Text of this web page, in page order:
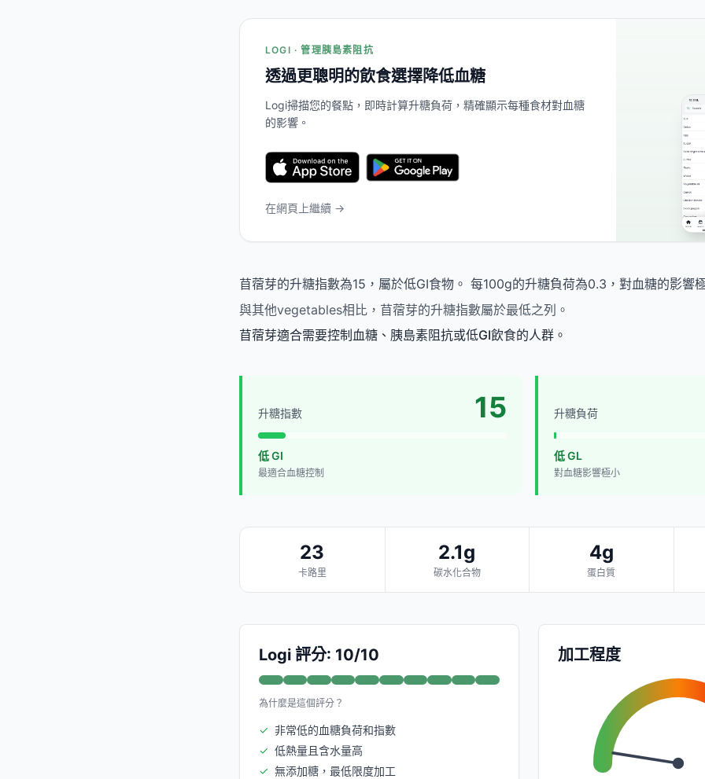
LOGI · 管理胰島素阻抗
透過更聰明的飲食選擇降低血糖
Logi掃描您的餐點，即時計算升糖負荷，精確顯示每種食材對血糖
的影響。
在網頁上繼續 →
苜蓿芽的升糖指數為15，屬於低GI食物。 每100g的升糖負荷為0.3，對血糖的影響
與其他vegetables相比，苜蓿芽的升糖指數屬於最低之列。
苜蓿芽適合需要控制血糖、胰島素阻抗或低GI飲食的人群。
升糖指數 15
低 GI
最適合血糖控制
升糖負荷
低 GL
對血糖影響極小
23
卡路里
2.1g
碳水化合物
4g
蛋白質
Logi 評分: 10/10
為什麼是這個評分？
✓ 非常低的血糖負荷和指數
✓ 低熱量且含水量高
✓ 無添加糖，最低限度加工
加工程度